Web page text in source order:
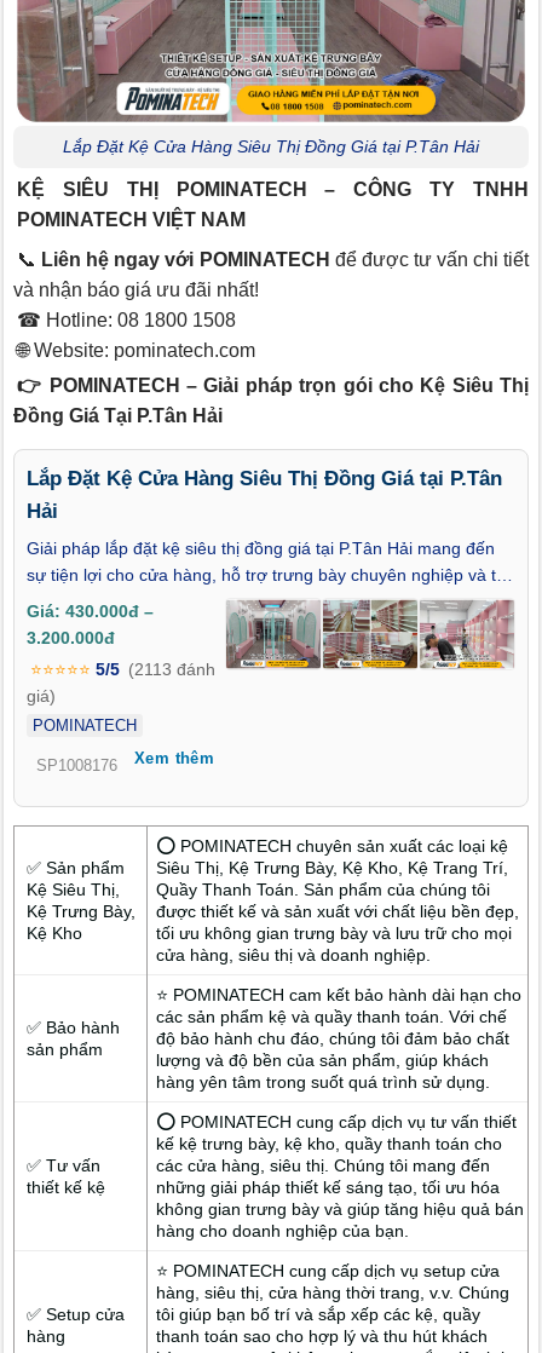
Lắp Đặt Kệ Cửa Hàng Siêu Thị Đồng Giá tại P.Tân Hải
KỆ SIÊU THỊ POMINATECH – CÔNG TY TNHH
POMINATECH VIỆT NAM
📞 Liên hệ ngay với POMINATECH để được tư vấn chi tiết
và nhận báo giá ưu đãi nhất!
☎ Hotline: 08 1800 1508
🌐 Website: pominatech.com
👉 POMINATECH – Giải pháp trọn gói cho Kệ Siêu Thị
Đồng Giá Tại P.Tân Hải
Lắp Đặt Kệ Cửa Hàng Siêu Thị Đồng Giá tại P.Tân
Hải
Giải pháp lắp đặt kệ siêu thị đồng giá tại P.Tân Hải mang đến
sự tiện lợi cho cửa hàng, hỗ trợ trưng bày chuyên nghiệp và thu
hút khách hàng hiệu quả. Thi công nhanh – thiết kế linh hoạt –
chi phí hợp lý là những ưu điểm nổi bật.
Giá: 430.000đ –
3.200.000đ
⭐⭐⭐⭐⭐ 5/5 (2113 đánh
giá)
POMINATECH
SP1008176 Xem thêm
✅ Sản phẩm
Kệ Siêu Thị,
Kệ Trưng Bày,
Kệ Kho
⭕ POMINATECH chuyên sản xuất các loại kệ
Siêu Thị, Kệ Trưng Bày, Kệ Kho, Kệ Trang Trí,
Quầy Thanh Toán. Sản phẩm của chúng tôi
được thiết kế và sản xuất với chất liệu bền đẹp,
tối ưu không gian trưng bày và lưu trữ cho mọi
cửa hàng, siêu thị và doanh nghiệp.
✅ Bảo hành
sản phẩm
⭐ POMINATECH cam kết bảo hành dài hạn cho
các sản phẩm kệ và quầy thanh toán. Với chế
độ bảo hành chu đáo, chúng tôi đảm bảo chất
lượng và độ bền của sản phẩm, giúp khách
hàng yên tâm trong suốt quá trình sử dụng.
✅ Tư vấn
thiết kế kệ
⭕ POMINATECH cung cấp dịch vụ tư vấn thiết
kế kệ trưng bày, kệ kho, quầy thanh toán cho
các cửa hàng, siêu thị. Chúng tôi mang đến
những giải pháp thiết kế sáng tạo, tối ưu hóa
không gian trưng bày và giúp tăng hiệu quả bán
hàng cho doanh nghiệp của bạn.
✅ Setup cửa
hàng
⭐ POMINATECH cung cấp dịch vụ setup cửa
hàng, siêu thị, cửa hàng thời trang, v.v. Chúng
tôi giúp bạn bố trí và sắp xếp các kệ, quầy
thanh toán sao cho hợp lý và thu hút khách